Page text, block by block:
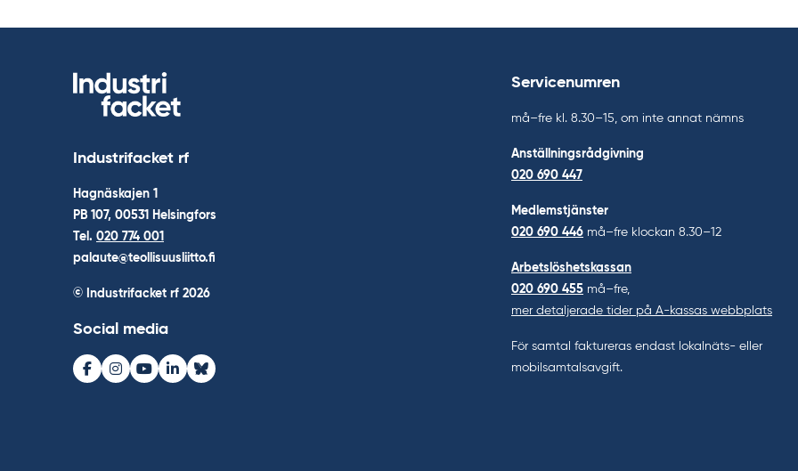
Industrifacket rf
Hagnäskajen 1
PB 107, 00531 Helsingfors
Tel. 020 774 001
palaute@teollisuusliitto.fi
© Industrifacket rf 2026
Social media
Facebook
Instagram
Youtube
LinkedInBluesky
Servicenumren
må–fre kl. 8.30–15, om inte annat nämns
Anställningsrådgivning
020 690 447
Medlemstjänster
020 690 446 må–fre klockan 8.30–12
Arbetslöshetskassan
020 690 455 må–fre,
mer detaljerade tider på A-kassas webbplats
För samtal faktureras endast lokalnäts- eller
mobilsamtalsavgift.